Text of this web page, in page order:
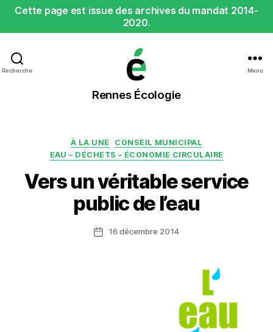
Cette page est issue des archives du mandat 2014-
2020.
Recherche
Rennes
Écologie
Rennes Écologie
Menu
Catégories
À LA UNE
CONSEIL MUNICIPAL
EAU – DÉCHETS – ÉCONOMIE CIRCULAIRE
Vers un véritable service
public de l’eau
Date16 décembre 2014